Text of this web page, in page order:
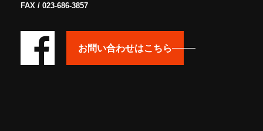
FAX / 023-686-3857
お問い合わせはこちら